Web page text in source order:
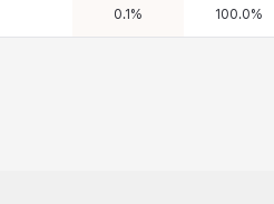
0.1 % 100.0%